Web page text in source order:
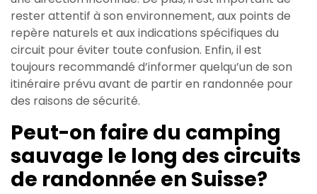
rester attentif à son environnement, aux points de
repère naturels et aux indications spécifiques du
circuit pour éviter toute confusion. Enfin, il est
toujours recommandé d’informer quelqu’un de son
itinéraire prévu avant de partir en randonnée pour
des raisons de sécurité.
Peut-on faire du camping
sauvage le long des circuits
de randonnée en Suisse?